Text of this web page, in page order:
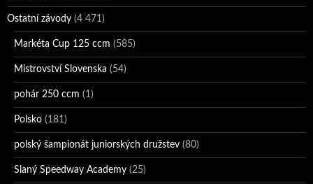
Ostatní závody (4 471)
Markéta Cup 125 ccm (585)
Mistrovství Slovenska (54)
pohár 250 ccm (1)
Polsko (181)
polský šampionát juniorských družstev (80)
Slaný Speedway Academy (25)